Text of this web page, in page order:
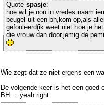
Quote spasje:
hoe wil je nou in vredes naam
beugel uit een bh,kom op,als
gefouleerd(ik weet niet hoe je
die vrouw dan door,jemig de
Wie zegt dat ze niet ergens een
De volgende keer is het een
BH.... yeah right